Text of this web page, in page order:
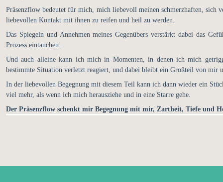
Präsenzflow bedeutet für mich, mich liebevoll meinen schmerzhaften, sich
liebevollen Kontakt mit ihnen zu reifen und heil zu werden.
Das Spiegeln und Annehmen meines Gegenübers verstärkt dabei das
Prozess eintauchen.
Und auch alleine kann ich mich in Momenten, in denen ich mich
bestimmte Situation verletzt reagiert, und dabei bleibt ein Großteil von mir
In der liebevollen Begegnung mit diesem Teil kann ich dann wieder ein
viel mehr, als wenn ich mich herausziehe und in eine Starre gehe.
Der Präsenzflow schenkt mir Begegnung mit mir, Zartheit, Tiefe und